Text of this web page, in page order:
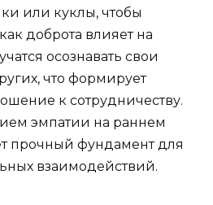
или куклы, чтобы
доброта влияет на
осознавать свои
что формирует
к сотрудничеству.
эмпатии на раннем
прочный фундамент для
взаимодействий.